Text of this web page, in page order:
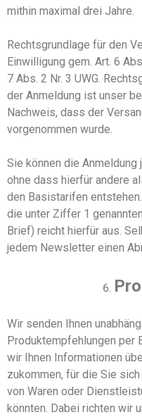
mithin maximal drei Jahre.
Rechtsgrundlage für den
Einwilligung gem. Art. 6
7 Abs. 2 Nr. 3 UWG.
der Anmeldung ist unser
Nachweis, dass der
vorgenommen wurde.
Sie können die
ohne dass hierfür andere
den Basistarifen
die unter Ziffer 1
Brief) reicht hierfür aus.
jedem Newsletter einen
Wir senden Ihnen
Produktempfehlungen per
wir Ihnen Informationen
zukommen, für die Sie
von Waren oder
könnten. Dabei richten wir